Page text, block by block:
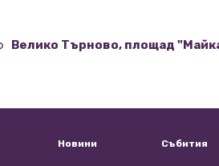
Велико Търново, площад
Новини Събития